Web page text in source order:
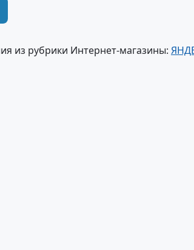
из рубрики Интернет-магазины: